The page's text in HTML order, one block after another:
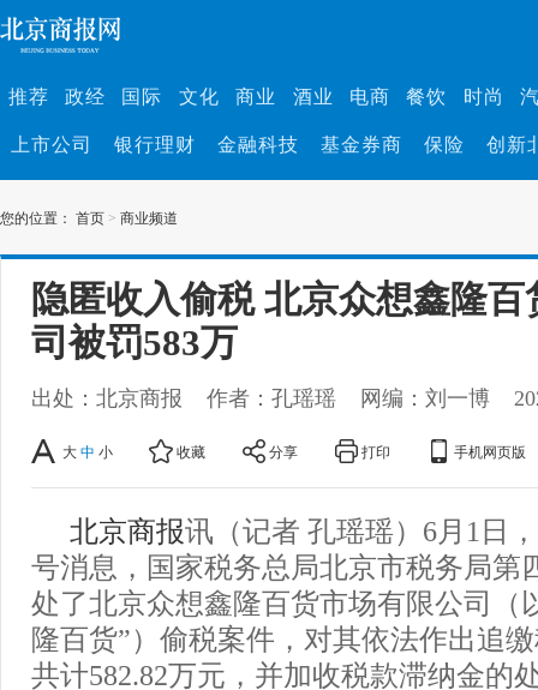
推荐 政经 国际 文化 商业 酒业 电商 餐饮 时尚
上市公司 银行理财 金融科技 基金券商 保险 创新
您的位置： 首页 > 商业频道
隐匿收入偷税 北京众想鑫隆
司被罚583万
出处：北京商报 作者：孔瑶瑶 网编：刘一博
大 中 小 收藏 分享 打印 手机网页版
北京商报讯（记者 孔瑶瑶）6月1日
号消息，国家税务总局北京市税务局第
处了北京众想鑫隆百货市场有限公司（
隆百货”）偷税案件，对其依法作出追
共计582.82万元，并加收税款滞纳金的